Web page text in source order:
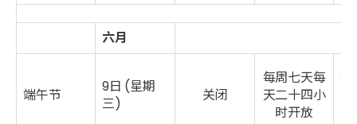
六月
端午节 9日 (星期
三)
关闭
每周七天每
天二十四小
时开放
每